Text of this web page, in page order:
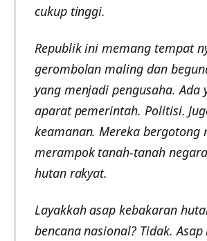
cukup tinggi.
Republik ini memang tempat
gerombolan maling dan
yang menjadi pengusaha. Ada
aparat pemerintah. Politisi.
keamanan. Mereka bergotong
merampok tanah-tanah
hutan rakyat.
Layakkah asap kebakaran
bencana nasional? Tidak.